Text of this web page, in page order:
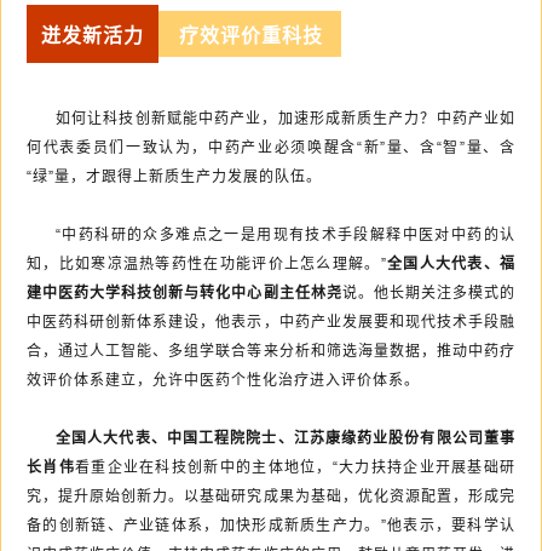
迸发新活力 疗效评价重科技
如何让科技创新赋能中药产业，加速形成新质生产力？中药产业如
何代表委员们一致认为，中药产业必须唤醒含“新”量、含“智”量、含
“绿”量，才跟得上新质生产力发展的队伍。
“中药科研的众多难点之一是用现有技术手段解释中医对中药的认
知，比如寒凉温热等药性在功能评价上怎么理解。”全国人大代表、福
建中医药大学科技创新与转化中心副主任林尧说。他长期关注多模式的
中医药科研创新体系建设，他表示，中药产业发展要和现代技术手段融
合，通过人工智能、多组学联合等来分析和筛选海量数据，推动中药疗
效评价体系建立，允许中医药个性化治疗进入评价体系。
全国人大代表、中国工程院院士、江苏康缘药业股份有限公司董事
长肖伟看重企业在科技创新中的主体地位，“大力扶持企业开展基础研
究，提升原始创新力。以基础研究成果为基础，优化资源配置，形成完
备的创新链、产业链体系，加快形成新质生产力。”他表示，要科学认